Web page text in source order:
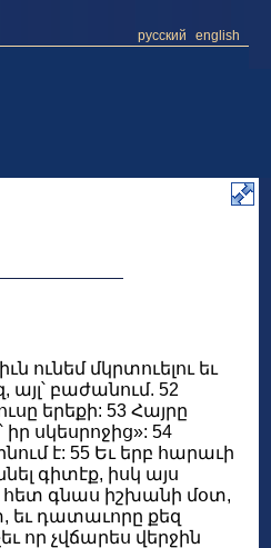
русский english
ունեմ մկրտուելու եւ
բաժանում. 52
երեքի: 53 Հայրը
սկեսրոջից»: 54
է: 55 Եւ երբ հարաւի
գիտէք, իսկ այս
հետ գնաս իշխանի մօտ,
եւ դատաւորը քեզ
որ չվճարես վերջին